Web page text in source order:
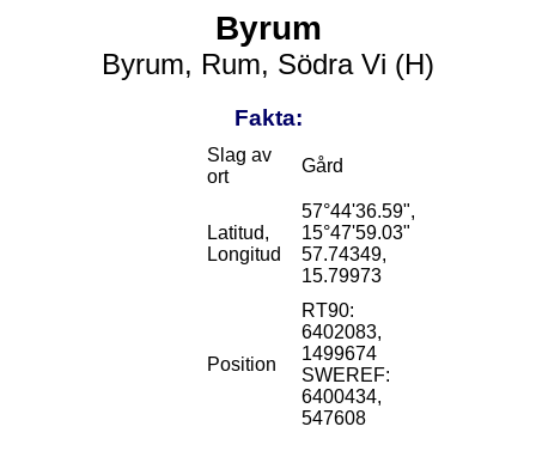
Byrum
Byrum, Rum, Södra Vi (H)
Fakta:
Slag av
ort
Gård
Latitud,
Longitud
57°44'36.59",
15°47'59.03"
57.74349,
15.79973
Position
RT90:
6402083,
1499674
SWEREF:
6400434,
547608